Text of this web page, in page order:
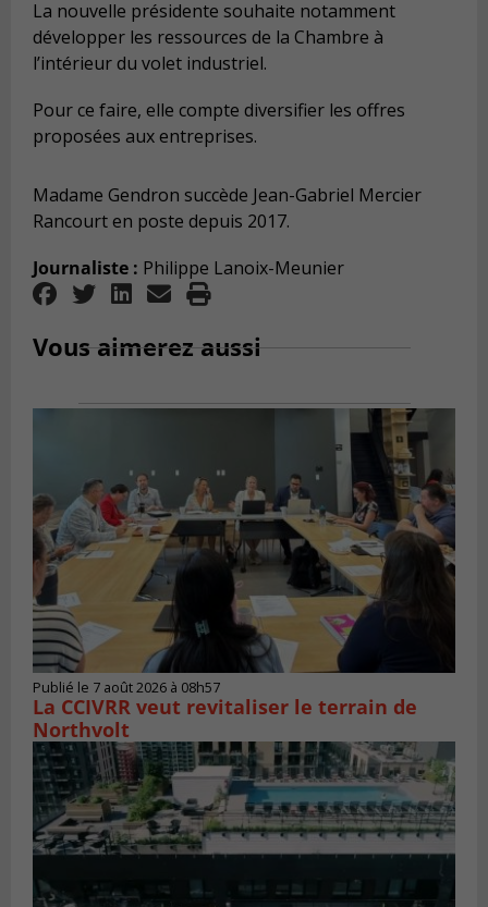
La nouvelle présidente souhaite notamment
développer les ressources de la Chambre à
l’intérieur du volet industriel.
Pour ce faire, elle compte diversifier les offres
proposées aux entreprises.
Madame Gendron succède Jean-Gabriel Mercier
Rancourt en poste depuis 2017.
Journaliste : Philippe Lanoix-Meunier
Vous aimerez aussi
Publié le 7 août 2026 à 08h57
La CCIVRR veut revitaliser le terrain de
Northvolt